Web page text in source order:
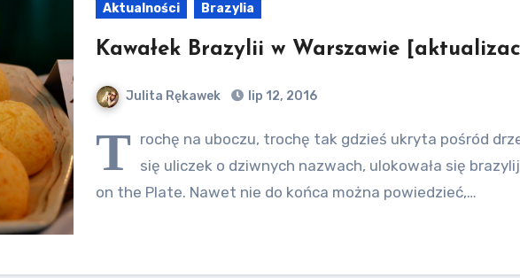
Aktualności Brazylia
Kawałek Brazylii w Warszawie
Julita Rękawek lip 12, 2016
T rochę na uboczu, trochę tak gdzieś ukryta pośród
się uliczek o dziwnych nazwach, ulokowała się
on the Plate. Nawet nie do końca można powiedzieć,…